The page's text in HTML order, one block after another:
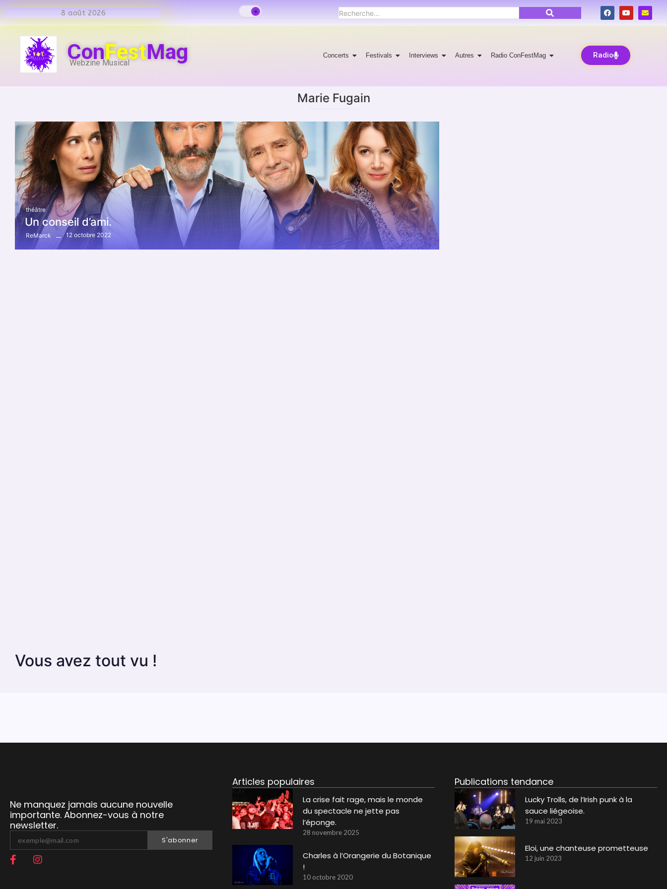
8 août 2026
ConFestMag
Webzine Musical
Concerts Festivals Interviews Autres Radio ConFestMag Radio
Marie Fugain
théâtre
Un conseil d’ami.
ReMarck 12 octobre 2022
Vous avez tout vu !
Ne manquez jamais aucune nouvelle
importante. Abonnez-vous à notre
newsletter.
S'abonner
Articles populaires
La crise fait rage, mais le monde
du spectacle ne jette pas
l’éponge.
28 novembre 2025
Charles à l’Orangerie du Botanique
!
10 octobre 2020
Publications tendance
Lucky Trolls, de l’Irish punk à la
sauce liégeoise.
19 mai 2023
Eloi, une chanteuse prometteuse
12 juin 2023